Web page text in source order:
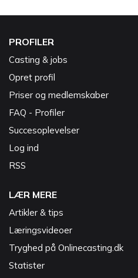
PROFILER
Casting & jobs
Opret profil
Priser og medlemskaber
FAQ - Profiler
Succesoplevelser
Log ind
RSS
LÆR MERE
Artikler & tips
Læringsvideoer
Tryghed på Onlinecasting.dk
Statister